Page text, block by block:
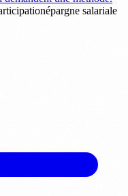
épargne salariale